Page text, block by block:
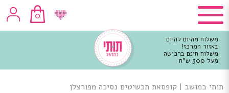
0
משלוח מהיום להיום
באזור המרכז!
משלוח חינם ברכישה
מעל 300 ש"ח
מרכזי
תותי במושב | קופסאת תכשיטים נסיכה מפורצלן